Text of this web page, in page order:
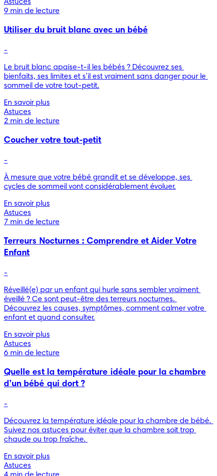
Astuces
9 min de lecture
Utiliser du bruit blanc avec un bébé
-
Le bruit blanc apaise-t-il les bébés ? Découvrez ses
bienfaits, ses limites et s’il est vraiment sans danger pour le
sommeil de votre tout-petit.
En savoir plus
Astuces
2 min de lecture
Coucher votre tout-petit
-
À mesure que votre bébé grandit et se développe, ses
cycles de sommeil vont considérablement évoluer.
En savoir plus
Astuces
7 min de lecture
Terreurs Nocturnes : Comprendre et Aider Votre
Enfant
-
Réveillé(e) par un enfant qui hurle sans sembler vraiment
éveillé ? Ce sont peut-être des terreurs nocturnes.
Découvrez les causes, symptômes, comment calmer votre
enfant et quand consulter.
En savoir plus
Astuces
6 min de lecture
Quelle est la température idéale pour la chambre
d’un bébé qui dort ?
-
Découvrez la température idéale pour la chambre de bébé.
Suivez nos astuces pour éviter que la chambre soit trop
chaude ou trop fraîche.
En savoir plus
Astuces